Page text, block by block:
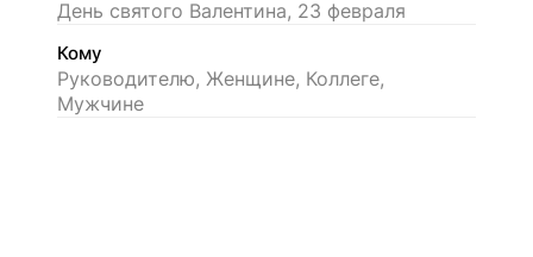
День святого Валентина, 23 февраля
Кому
Руководителю, Женщине, Коллеге,
Мужчине